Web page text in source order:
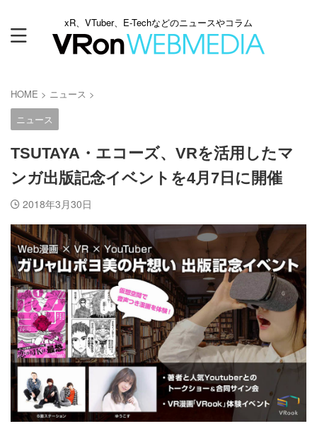
xR、VTuber、E-Techなどのニュースやコラム
HOME > ニュース >
ニュース
TSUTAYA・エコーズ、VRを活用したマ
ンガ出版記念イベントを4月7日に開催
2018年3月30日